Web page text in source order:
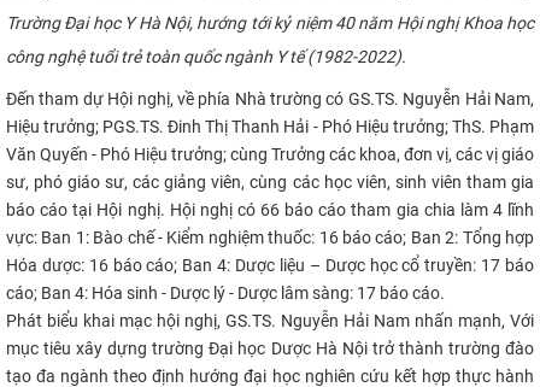
KHOA HỌC CÔNG NGHỆ
HTQT
CỰU NGƯỜI HỌC
Trường Đại học Y Hà Nội, hướng tới kỷ niệm ​40 năm Hội nghị Khoa học
công nghệ tuổi trẻ toàn quốc ngành Y tế (1982-2022)​​​​​.​​​
Đến tham dự Hội nghị, về phía Nhà trường có GS.TS. Nguyễn Hải Nam,
Hiệu trưởng; PGS.TS. Đinh Thị Thanh Hải - Phó Hiệu trưởng; ThS. Phạm
Văn Quyến - Phó Hiệu trưởng; cùng Trưởng các khoa, đơn vị, các vị giáo
sư, phó giáo sư, các giảng viên, cùng các học viên, sinh viên tham gia
báo cáo tại Hội nghị. Hội nghị có 66 báo cáo tham gia chia làm 4 lĩnh
vực: Ban 1: Bào chế - Kiểm nghiệm thuốc: 16 báo cáo; Ban 2: Tổng hợp
Hóa dược: 16 báo cáo; Ban 4: Dược liệu – Dược học cổ truyền: 17 báo
cáo; Ban 4: Hóa sinh - Dược lý - Dược lâm sàng: 17 báo cáo.
Phát biểu khai mạc hội nghị, GS.TS. Nguyễn Hải Nam nhấn mạnh, Với
mục tiêu xây dựng trường Đại học Dược Hà Nội trở thành trường đào
tạo đa ngành theo định hướng đại học nghiên cứu kết hợp thực hành